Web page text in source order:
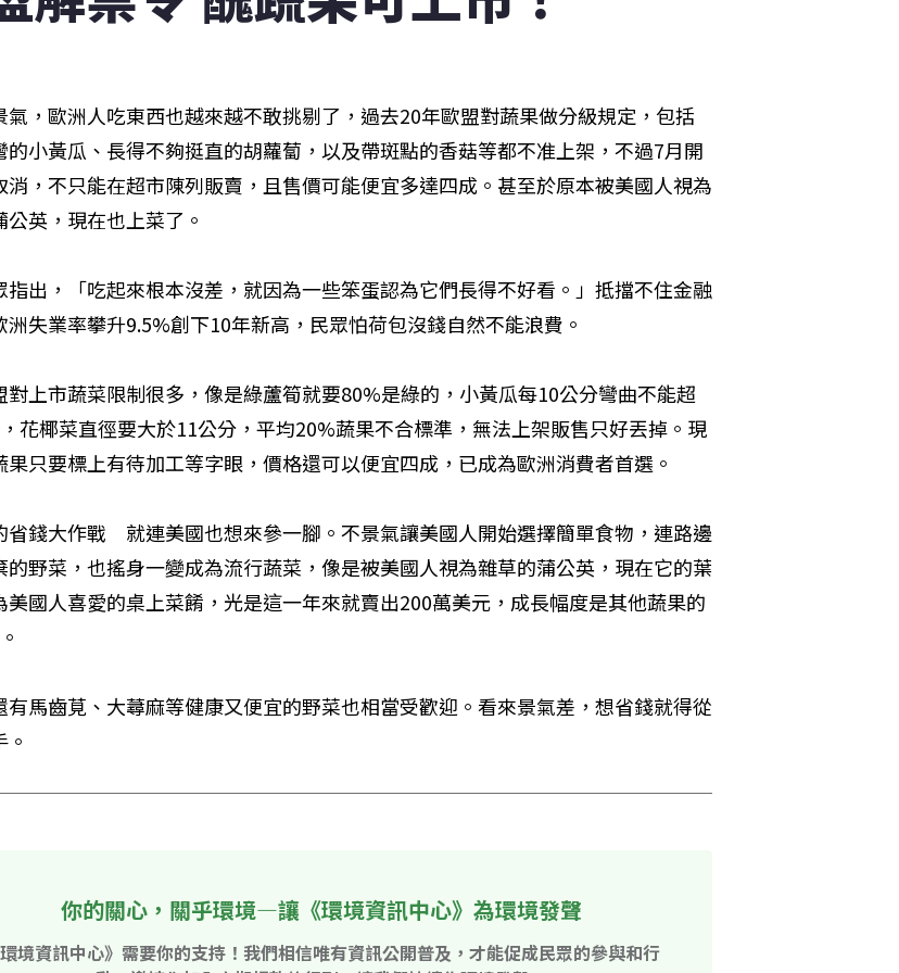
氣，歐洲人吃東西也越來越不敢挑剔了，過去20年歐盟對蔬果做分級規定，包括
的小黃瓜、長得不夠挺直的胡蘿蔔，以及帶斑點的香菇等都不准上架，不過7月開
消，不只能在超市陳列販賣，且售價可能便宜多達四成。甚至於原本被美國人視為
公英，現在也上菜了。
指出，「吃起來根本沒差，就因為一些笨蛋認為它們長得不好看。」抵擋不住金融
洲失業率攀升9.5%創下10年新高，民眾怕荷包沒錢自然不能浪費。
對上市蔬菜限制很多，像是綠蘆筍就要80%是綠的，小黃瓜每10公分彎曲不能超
花椰菜直徑要大於11公分，平均20%蔬果不合標準，無法上架販售只好丟掉。現
果只要標上有待加工等字眼，價格還可以便宜四成，已成為歐洲消費者首選。
省錢大作戰　就連美國也想來參一腳。不景氣讓美國人開始選擇簡單食物，連路邊
的野菜，也搖身一變成為流行蔬菜，像是被美國人視為雜草的蒲公英，現在它的葉
美國人喜愛的桌上菜餚，光是這一年來就賣出200萬美元，成長幅度是其他蔬果的
有馬齒莧、大蕁麻等健康又便宜的野菜也相當受歡迎。看來景氣差，想省錢就得從
你的關心，關乎環境—讓《環境資訊中心》為環境發聲
環境資訊中心》需要你的支持！我們相信唯有資訊公開普及，才能促成民眾的參與和行